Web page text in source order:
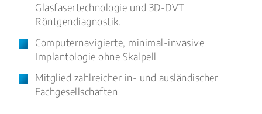
Glasfasertechnologie und 3D-DVT
Röntgendiagnostik.
Computernavigierte, minimal-invasive
Implantologie ohne Skalpell
Mitglied zahlreicher in- und ausländischer
Fachgesellschaften